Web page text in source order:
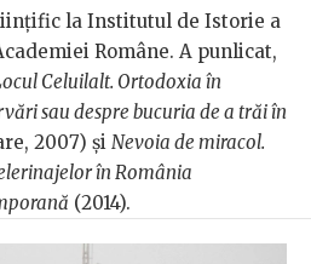
la Institutul de Istorie a
Române. A punlicat,
Celuilalt. Ortodoxia în
sau despre bucuria de a trăi în
2007) şi Nevoia de miracol.
în România
(2014).